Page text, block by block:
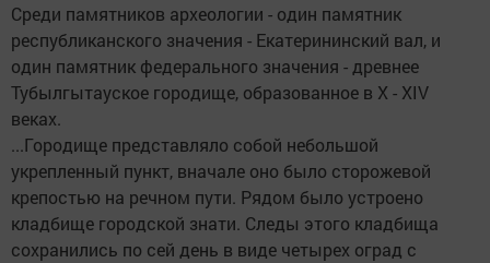
Среди памятников археологии - один памятник
республиканского значения - Екатерининский вал, и
один памятник федерального значения - древнее
Тубылгытауское городище, образованное в X - XIV
веках.
...Городище представляло собой небольшой
укрепленный пункт, вначале оно было сторожевой
крепостью на речном пути. Рядом было устроено
кладбище городской знати. Следы этого кладбища
сохранились по сей день в виде четырех оград с